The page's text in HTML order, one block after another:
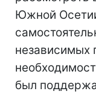
Южной
независимых
был